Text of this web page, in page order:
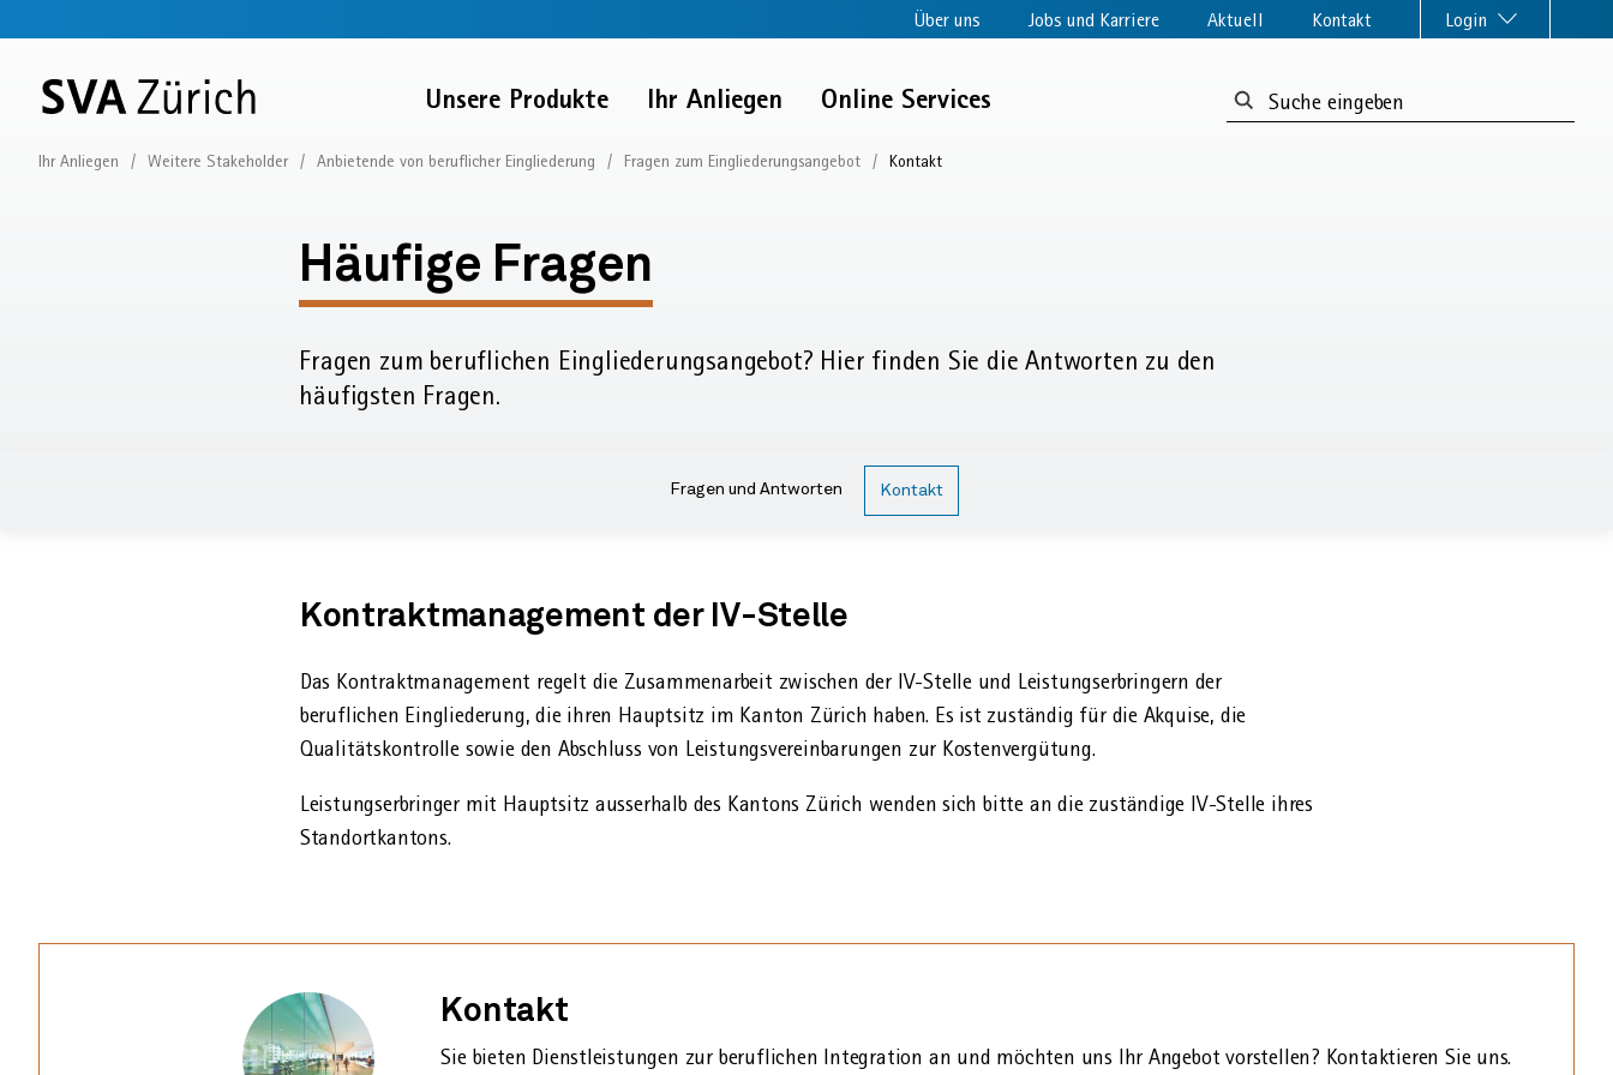
Navigation
Über uns Jobs und Karriere Aktuell Kontakt Login
Startseite
Unsere Produkte Ihr Anliegen Online Services Suchformular:
Kontakt
Ihr Anliegen Weitere Stakeholder Anbietende von beruflicher Eingliederung Fragen zum Eingliederungsangebot Kontakt
Häufige
Fragen:
Kontakt
Häufige Fragen
Fragen zum beruflichen Eingliederungs­angebot? Hier finden Sie die Antworten zu den
häufigsten Fragen.
Fragen und Antworten Kontakt
Kontraktmanagement der IV-Stelle
Das Kontrakt­management regelt die Zusammen­arbeit zwischen der IV-Stelle und Leistungs­erbringern der
beruflichen Eingliederung, die ihren Hauptsitz im Kanton Zürich haben. Es ist zuständig für die Akquise, die
Qualitäts­kontrolle sowie den Abschluss von Leistungs­vereinbarungen zur Kosten­vergütung.
Leistungs­erbringer mit Haupt­sitz ausserhalb des Kantons Zürich wenden sich bitte an die zuständige IV-Stelle ihres
Standortkantons.
Kontakt
Sie bieten Dienstleistungen zur beruflichen Integration an und möchten uns Ihr Angebot vorstellen? Kontaktieren Sie uns.